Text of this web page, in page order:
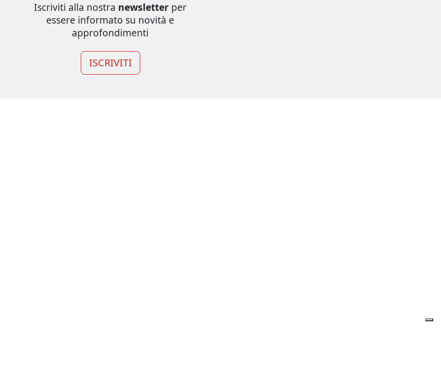
Iscriviti alla nostra newsletter per
essere informato su novità e
approfondimenti
ISCRIVITI